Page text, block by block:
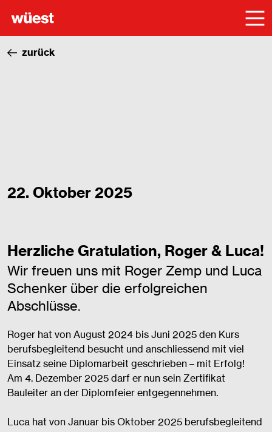
zurück
22. Oktober 2025
Herzliche Gratulation, Roger & Luca!
Wir freuen uns mit Roger Zemp und Luca
Schenker über die erfolgreichen
Abschlüsse.
Roger hat von August 2024 bis Juni 2025 den Kurs
berufsbegleitend besucht und anschliessend mit viel
Einsatz seine Diplomarbeit geschrieben – mit Erfolg!
Am 4. Dezember 2025 darf er nun sein Zertifikat
Bauleiter an der Diplomfeier entgegennehmen.
Luca hat von Januar bis Oktober 2025 berufsbegleitend